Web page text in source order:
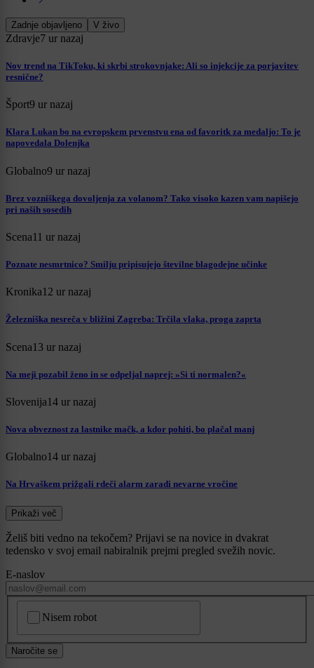
Zadnje objavljeno V živo
Zdravje7 ur nazaj
Nov trend na TikToku, ki skrbi strokovnjake: Ali so injekcije za porjavitev
resnične?
Šport9 ur nazaj
Klara Lukan bo na evropskem prvenstvu ena od favoritk za medaljo: To je
napovedala Dolenjka
Globalno9 ur nazaj
Brez vozniškega dovoljenja za volanom? Tako visoko kazen vam napišejo
pri naših sosedih
Scena11 ur nazaj
Poznate nesmrtnico? Smilju pripisujejo številne blagodejne učinke
Kronika12 ur nazaj
Železniška nesreča v bližini Zagreba: Trčila vlaka, proga zaprta
Scena13 ur nazaj
Na meji pozabil ženo in se odpeljal naprej: »Si ti normalen?«
Slovenija14 ur nazaj
Nova obveznost za lastnike mačk, a kdor pohiti, bo plačal manj
Globalno14 ur nazaj
Na Hrvaškem prižgali rdeči alarm zaradi nevarne vročine
Prikaži več
Želiš biti vedno na tekočem? Prijavi se na novice in dvakrat
tedensko v svoj email nabiralnik prejmi pregled svežih novic.
E-naslov
Nisem robot
Naročite se